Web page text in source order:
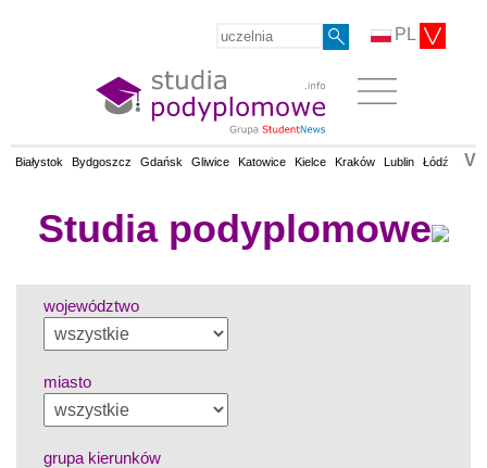
PL
Białystok Bydgoszcz Gdańsk Gliwice Katowice Kielce Kraków Lublin Łódź V
Studia podyplomowe
województwo
miasto
grupa kierunków